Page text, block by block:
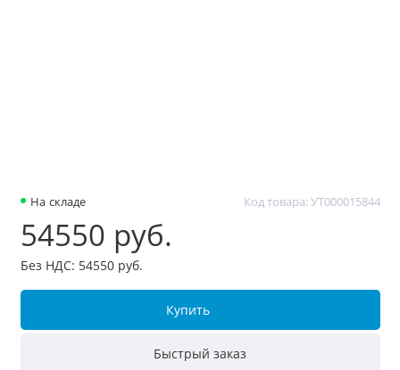
На складе Код товара: УТ000015844
54550 руб.
Без НДС: 54550 руб.
Купить
Быстрый заказ